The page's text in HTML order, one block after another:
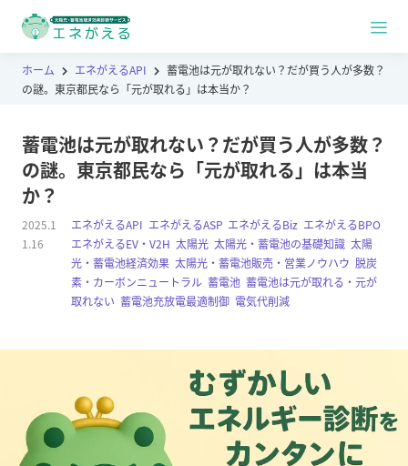
ホーム エネがえるAPI
蓄電池は元が取れない？だが買う人が多数？
の謎。東京都民なら「元が取れる」は本当か？
蓄電池は元が取れない？だが買う人が多数？
の謎。東京都民なら「元が取れる」は本当
か？
エネがえるAPI エネがえるASP エネがえるBiz エネがえるBPO
エネがえるEV・V2H ,太陽光 ,太陽光・蓄電池の基礎知識 ,太陽
光・蓄電池経済効果 ,太陽光・蓄電池販売・営業ノウハウ ,脱炭
素・カーボンニュートラル ,蓄電池 ,蓄電池は元が取れる・元が
取れない ,蓄電池充放電最適制御 電気代削減
2025.1
1.16